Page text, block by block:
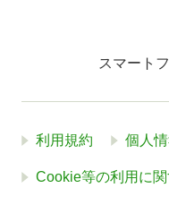
スマート
利用規約 個人
Cookie等の利用に